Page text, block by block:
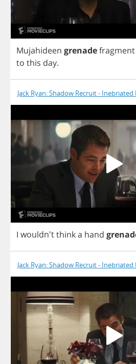
Mujahideen grenadefragment
to this day.
Jack Ryan: Shadow Recruit -
I wouldn'tthinka hand
Jack Ryan: Shadow Recruit -